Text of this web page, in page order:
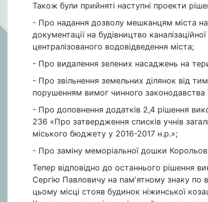
Також були прийняті наступні проекти
- Про надання дозволу мешканцям міста
документації на будівництво
централізованого водовідведення міста;
- Про видалення зелених насаджень на
- Про звільнення земельних ділянок від
порушенням вимог чинного законодавства
- Про доповнення додатків 2,4 рішення
236 «Про затвердження списків учнів
міського бюджету у 2016-2017 н.р.»;
- Про заміну меморіальної дошки
Тепер відповідно до останнього рішення
Сергію Павловичу на пам'ятному знаку по
цьому місці стояв будинок ніжинської